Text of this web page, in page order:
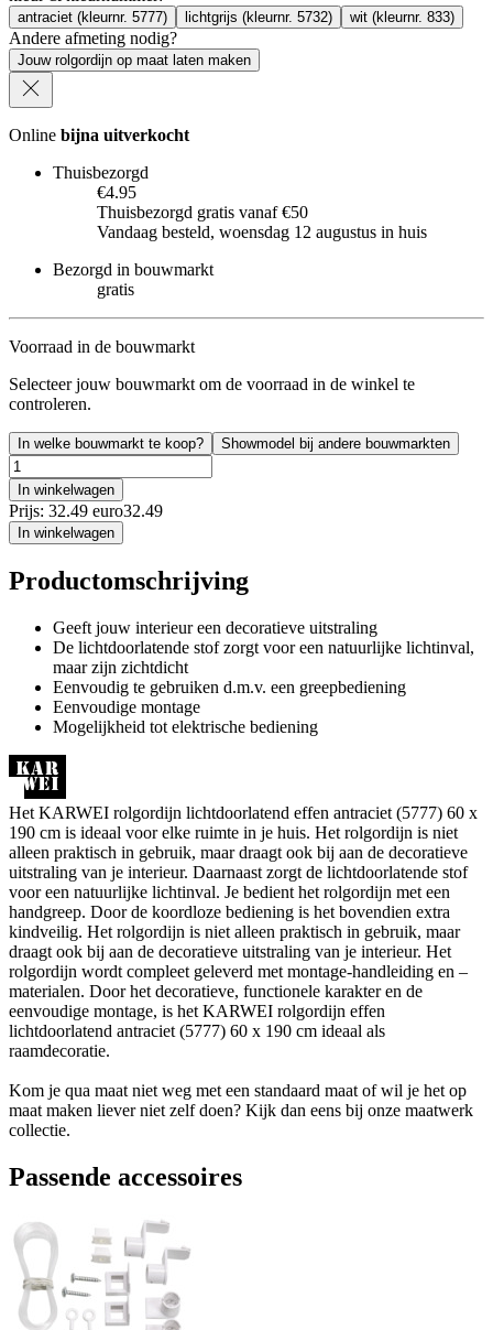
antraciet (kleurnr. 5777) lichtgrijs (kleurnr. 5732) wit (kleurnr. 833)
Andere afmeting nodig?
Jouw rolgordijn op maat laten maken
Online bijna uitverkocht
Thuisbezorgd
€4.95
Thuisbezorgd gratis vanaf €50
Vandaag besteld, woensdag 12 augustus in huis
Bezorgd in bouwmarkt
gratis
Voorraad in de bouwmarkt
Selecteer jouw bouwmarkt om de voorraad in de winkel te
controleren.
In welke bouwmarkt te koop? Showmodel bij andere bouwmarkten
In winkelwagen
Prijs: 32.49 euro32.49
In winkelwagen
Productomschrijving
Geeft jouw interieur een decoratieve uitstraling
De lichtdoorlatende stof zorgt voor een natuurlijke lichtinval,
maar zijn zichtdicht
Eenvoudig te gebruiken d.m.v. een greepbediening
Eenvoudige montage
Mogelijkheid tot elektrische bediening
Het KARWEI rolgordijn lichtdoorlatend effen antraciet (5777) 60 x
190 cm is ideaal voor elke ruimte in je huis. Het rolgordijn is niet
alleen praktisch in gebruik, maar draagt ook bij aan de decoratieve
uitstraling van je interieur. Daarnaast zorgt de lichtdoorlatende stof
voor een natuurlijke lichtinval. Je bedient het rolgordijn met een
handgreep. Door de koordloze bediening is het bovendien extra
kindveilig. Het rolgordijn is niet alleen praktisch in gebruik, maar
draagt ook bij aan de decoratieve uitstraling van je interieur. Het
rolgordijn wordt compleet geleverd met montage-handleiding en –
materialen. Door het decoratieve, functionele karakter en de
eenvoudige montage, is het KARWEI rolgordijn effen
lichtdoorlatend antraciet (5777) 60 x 190 cm ideaal als
raamdecoratie.
Kom je qua maat niet weg met een standaard maat of wil je het op
maat maken liever niet zelf doen? Kijk dan eens bij onze maatwerk
collectie.
Passende accessoires